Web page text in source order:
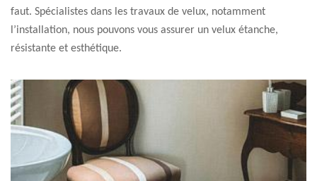
faut. Spécialistes dans les travaux de velux, notamment
l’installation, nous pouvons vous assurer un velux étanche,
résistante et esthétique.